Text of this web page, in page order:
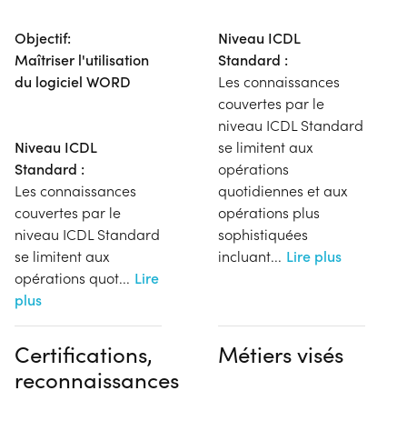
Objectif:
Maîtriser l'utilisation
du logiciel WORD
Niveau ICDL
Standard :
Les connaissances
couvertes par le
niveau ICDL Standard
se limitent aux
opérations quot... Lire
plus
Niveau ICDL
Standard :
Les connaissances
couvertes par le
niveau ICDL Standard
se limitent aux
opérations
quotidiennes et aux
opérations plus
sophistiquées
incluant... Lire plus
Certifications,
reconnaissances
Métiers visés